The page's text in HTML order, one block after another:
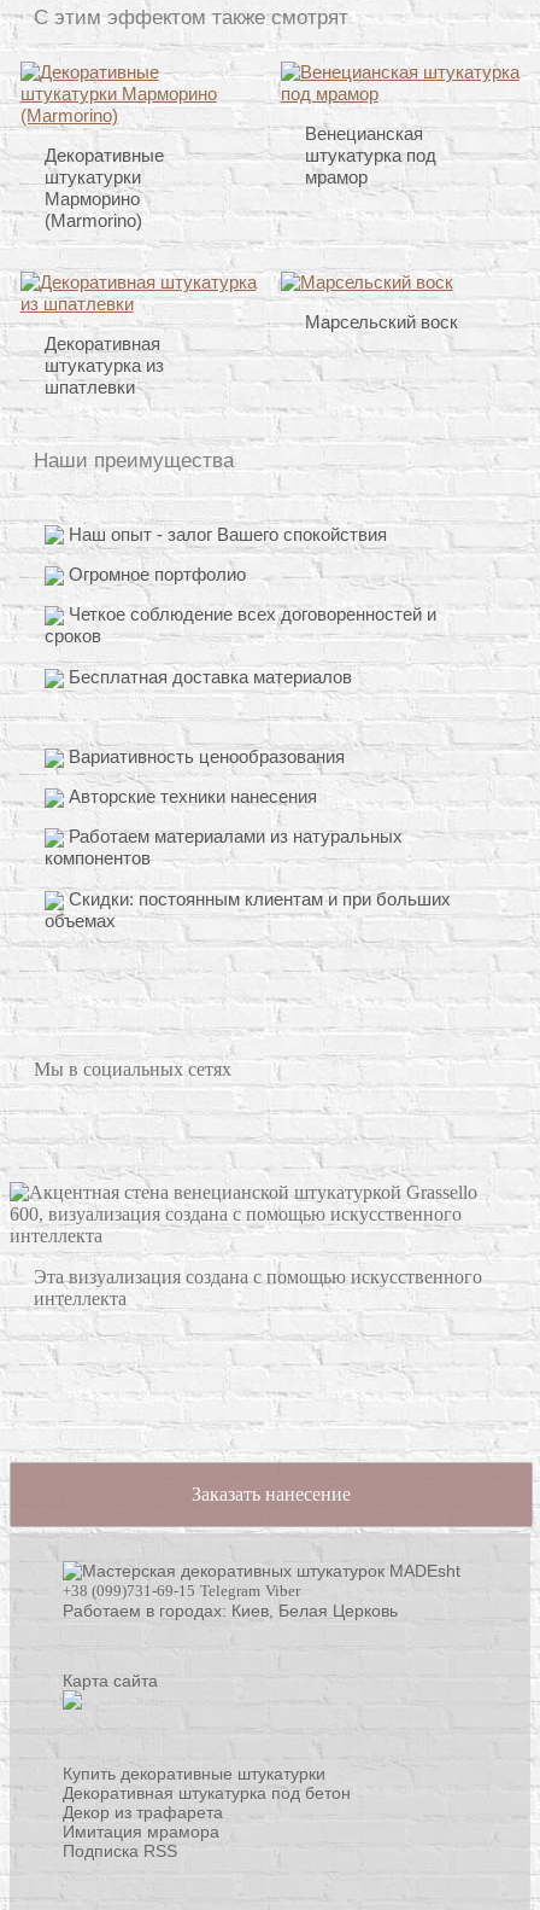
С этим эффектом также смотрят
Декоративные
штукатурки
Марморино
(Marmorino)
Венецианская
штукатурка под
мрамор
Декоративная
штукатурка из
шпатлевки
Марсельский воск
Наши преимущества
Наш опыт - залог Вашего спокойствия
Огромное портфолио
Четкое соблюдение всех договоренностей и
сроков
Бесплатная доставка материалов
Вариативность ценообразования
Авторские техники нанесения
Работаем материалами из натуральных
компонентов
Скидки: постоянным клиентам и при больших
объемах
Мы в социальных сетях
Эта визуализация создана с помощью искусственного
интеллекта
Заказать нанесение
+38 (099)731-69-15 Telegram Viber
Работаем в городах: Киев, Белая Церковь
Карта сайта
Купить декоративные штукатурки
Декоративная штукатурка под бетон
Декор из трафарета
Имитация мрамора
Подписка RSS